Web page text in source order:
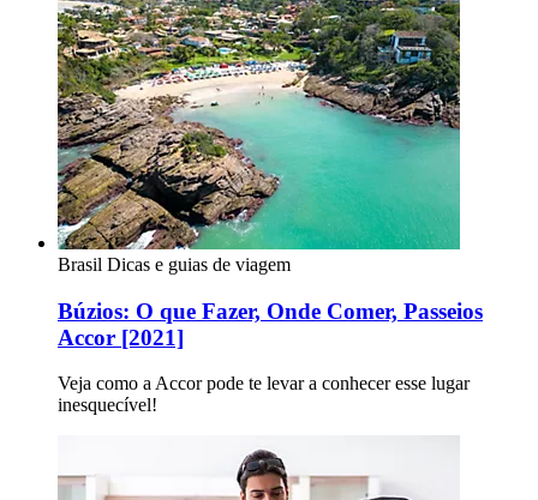
Brasil Dicas e guias de viagem
Búzios: O que Fazer, Onde Comer, Passeios
Accor [2021]
Veja como a Accor pode te levar a conhecer esse lugar
inesquecível!